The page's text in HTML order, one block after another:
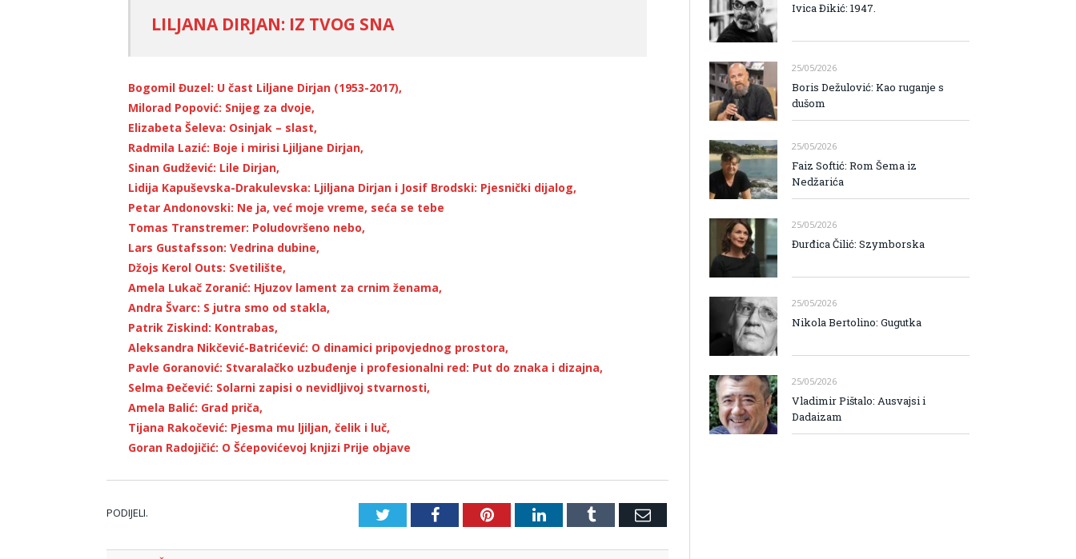
LILJANA DIRJAN: IZ TVOG SNA
Bogomil Đuzel: U čast Liljane Dirjan (1953-2017),
Milorad Popović: Snijeg za dvoje,
Elizabeta Šeleva: Osinjak – slast,
Radmila Lazić: Boje i mirisi Ljiljane Dirjan,
Sinan Gudžević: Lile Dirjan,
Lidija Kapuševska-Drakulevska: Ljiljana Dirjan i Josif Brodski: Pjesnički dijalog,
Petar Andonovski: Ne ja, već moje vreme, seća se tebe
Tomas Transtremer: Poludovršeno nebo,
Lars Gustafsson: Vedrina dubine,
Džojs Kerol Outs: Svetilište,
Amela Lukač Zoranić: Hjuzov lament za crnim ženama,
Andra Švarc: S jutra smo od stakla,
Patrik Ziskind: Kontrabas,
Aleksandra Nikčević-Batrićević: O dinamici pripovjednog prostora,
Pavle Goranović: Stvaralačko uzbuđenje i profesionalni red: Put do znaka i dizajna,
Selma Đečević: Solarni zapisi o nevidljivoj stvarnosti,
Amela Balić: Grad priča,
Tijana Rakočević: Pjesma mu ljiljan, čelik i luč,
Goran Radojičić: O Šćepovićevoj knjizi Prije objave
PODIJELI. TwitterFacebookPinterestLinkedInTumblr Email
Ivica Đikić: 1947.
25/05/2026
Boris Dežulović: Kao ruganje s
dušom
25/05/2026
Faiz Softić: Rom Šema iz
Nedžarića
25/05/2026
Đurđica Čilić: Szymborska
25/05/2026
Nikola Bertolino: Gugutka
25/05/2026
Vladimir Pištalo: Ausvajsi i
Dadaizam